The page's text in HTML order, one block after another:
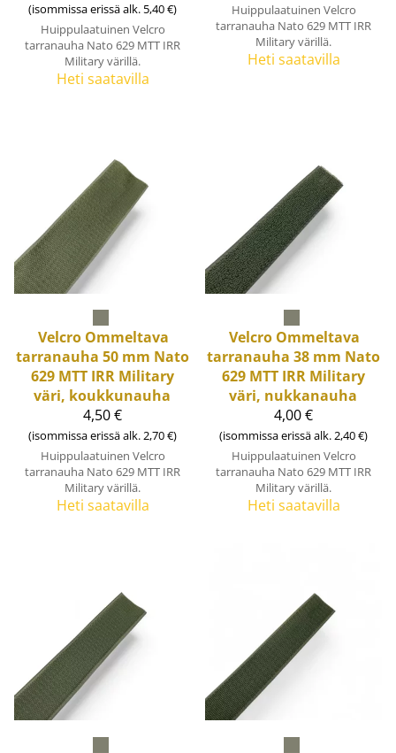
(isommissa erissä alk. 5,40 €)
Huippulaatuinen Velcro
tarranauha Nato 629 MTT IRR
Military värillä.
Heti saatavilla
Huippulaatuinen Velcro
tarranauha Nato 629 MTT IRR
Military värillä.
Heti saatavilla
Velcro Ommeltava
tarranauha 50 mm Nato
629 MTT IRR Military
väri, koukkunauha
4,50 €
(isommissa erissä alk. 2,70 €)
Huippulaatuinen Velcro
tarranauha Nato 629 MTT IRR
Military värillä.
Heti saatavilla
Velcro Ommeltava
tarranauha 38 mm Nato
629 MTT IRR Military
väri, nukkanauha
4,00 €
(isommissa erissä alk. 2,40 €)
Huippulaatuinen Velcro
tarranauha Nato 629 MTT IRR
Military värillä.
Heti saatavilla